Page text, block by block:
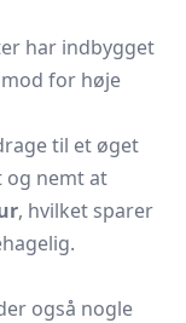
har indbygget
for høje
til et øget
og nemt at
, hvilket sparer
også nogle